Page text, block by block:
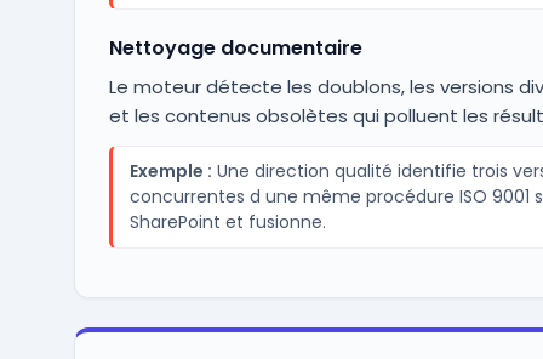
Nettoyage documentaire
Le moteur détecte les doublons, les versions
et les contenus obsolètes qui polluent les
Exemple : Une direction qualité identifie trois
concurrentes d une même procédure ISO 9001
SharePoint et fusionne.